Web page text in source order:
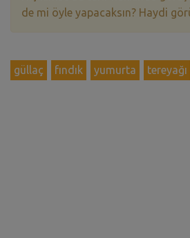
de mi öyle yapacaksın? Haydi
güllaç fındık yumurta tereyağı